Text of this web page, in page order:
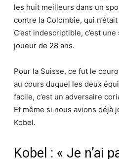
les huit meilleurs dans un
contre la Colombie, qui
C’est indescriptible, c’est
joueur de 28 ans.
Pour la Suisse, ce fut le
au cours duquel les deux
facile, c’est un adversaire
Et même si nous avions déjà
Kobel.
Kobel : « Je n’ai